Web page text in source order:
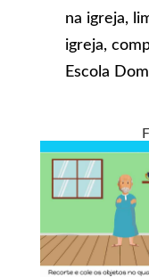
na igreja,
igreja,
Escola